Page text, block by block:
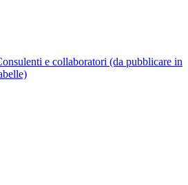
e collaboratori (da pubblicare in